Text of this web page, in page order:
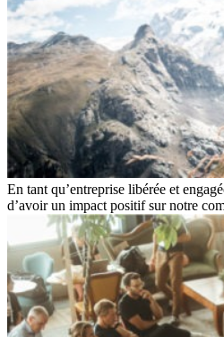
En tant qu’entreprise libérée et
d’avoir un impact positif sur notre